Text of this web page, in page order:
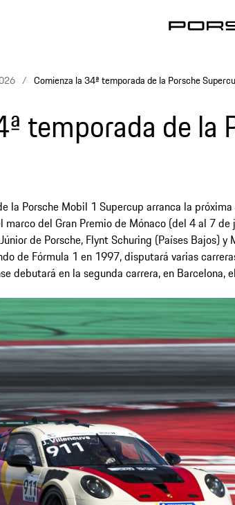
Comienza la 34ª temporada de la Porsche
temporada de la
la Porsche Mobil 1 Supercup arranca la próxima
marco del Gran Premio de Mónaco (del 4 al 7
de Porsche, Flynt Schuring (Países Bajos) y
de Fórmula 1 en 1997, disputará varias
debutará en la segunda carrera, en Barcelona,